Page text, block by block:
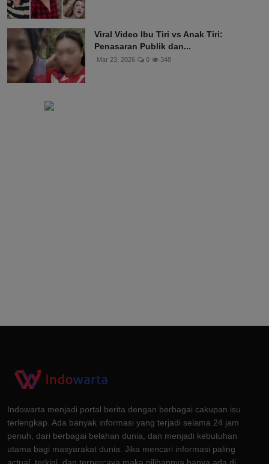
Viral Video Ibu Tiri vs Anak Tiri:
Penasaran Publik dan...
Mar 23, 2026 0 348
Indowarta menjadi portal berita dengan berbagai cakupan isu
terlengkap. Ada banyak informasi yang terjadi selama 24 jam
penuh, dari berbagai belahan dunia, dan menjadi kebutuhan
utama bagi masyarakat dunia. Jika mencari informasi paling